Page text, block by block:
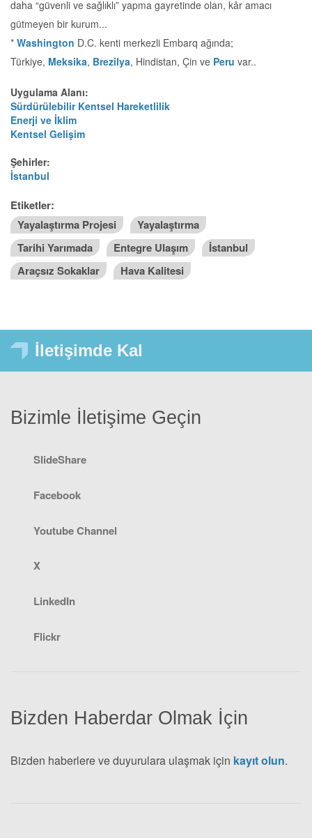
daha “güvenli ve sağlıklı” yapma gayretinde olan, kâr amacı
gütmeyen bir kurum...
* Washington D.C. kenti merkezli Embarq ağında;
Türkiye, Meksika, Brezilya, Hindistan, Çin ve Peru var..
Uygulama Alanı:
Sürdürülebilir Kentsel Hareketlilik
Enerji ve İklim
Kentsel Gelişim
Şehirler:
İstanbul
Etiketler:
Yayalaştırma Projesi
Yayalaştırma
Tarihi Yarımada
Entegre Ulaşım
İstanbul
Araçsız Sokaklar
Hava Kalitesi
İletişimde Kal
Bizden Haberdar Olmak İçin
Bizden haberlere ve duyurulara ulaşmak için kayıt olun.
Bizimle İletişime Geçin
SlideShare
Facebook
Youtube Channel
X
LinkedIn
Flickr